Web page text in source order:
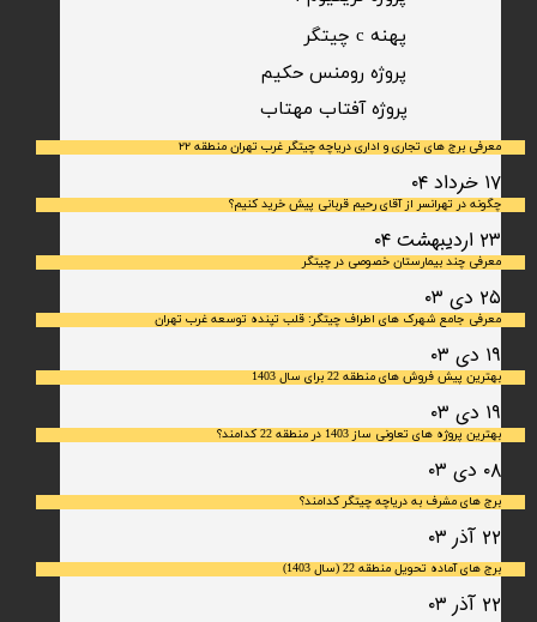
معرفی برج های تجاری و اداری دریاچه چیتگر غرب تهران منطقه ۲۲
۱۷ خرداد ۰۴
چگونه در تهرانسر از آقای رحیم قربانی پیش خرید کنیم؟
۲۳ اردیبهشت ۰۴
معرفی چند بیمارستان خصوصی در چیتگر
۲۵ دی ۰۳
معرفی جامع شهرک‌ های اطراف چیتگر: قلب تپنده توسعه غرب تهران
۱۹ دی ۰۳
بهترین پیش فروش های منطقه 22 برای سال 1403
۱۹ دی ۰۳
بهترین پروژه های تعاونی ساز 1403 در منطقه 22 کدامند؟
۰۸ دی ۰۳
برج های مشرف به دریاچه چیتگر کدامند؟
۲۲ آذر ۰۳
برج های آماده تحویل منطقه 22 (سال 1403)
۲۲ آذر ۰۳
​پروژه آفتاب مهتاب
پروژه رومنس حکیم
پهنه c چیتگر